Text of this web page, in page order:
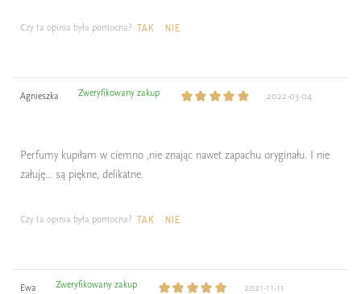
Czy ta opinia była pomocna? TAK NIE
Agnieszka Zweryfikowany zakup 2022-03-04
Perfumy kupiłam w ciemno ,nie znając nawet zapachu oryginału. I nie
żałuję... są piękne, delikatne.
Czy ta opinia była pomocna? TAK NIE
Ewa Zweryfikowany zakup 2021-11-11